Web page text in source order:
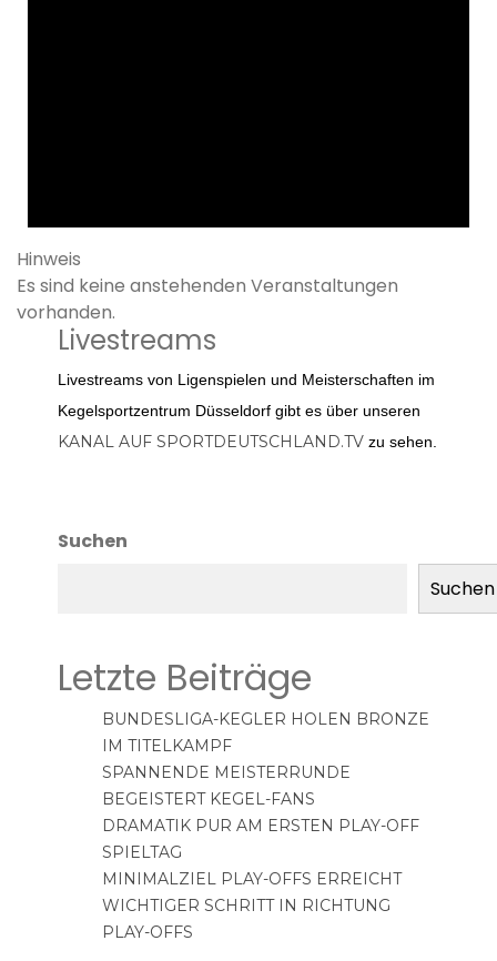
Hinweis
Es sind keine anstehenden Veranstaltungen
vorhanden.
Livestreams
Livestreams von Ligenspielen und Meisterschaften im
Kegelsportzentrum Düsseldorf gibt es über unseren
KANAL AUF SPORTDEUTSCHLAND.TVzu sehen.
Suchen
Suchen
Letzte Beiträge
BUNDESLIGA-KEGLER HOLEN BRONZE
IM TITELKAMPF
SPANNENDE MEISTERRUNDE
BEGEISTERT KEGEL-FANS
DRAMATIK PUR AM ERSTEN PLAY-OFF
SPIELTAG
MINIMALZIEL PLAY-OFFS ERREICHT
WICHTIGER SCHRITT IN RICHTUNG
PLAY-OFFS